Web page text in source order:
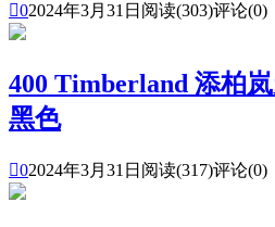
02024年3月31日 阅读(303)评论(0)
400 Timberland 添柏
黑色
02024年3月31日 阅读(317)评论(0)